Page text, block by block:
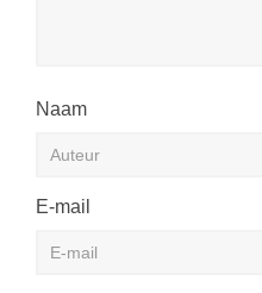
Naam
E-mail